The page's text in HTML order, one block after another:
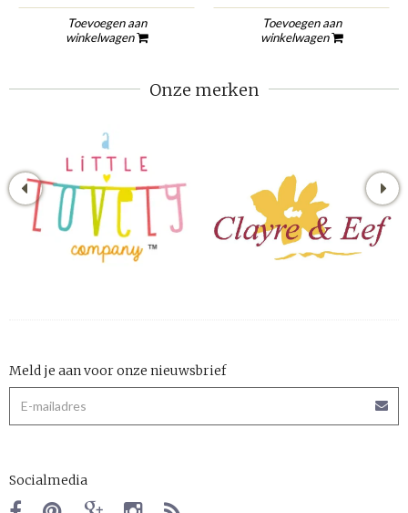
Toevoegen aan
winkelwagen
Toevoegen aan
winkelwagen
Onze merken
Meld je aan voor onze nieuwsbrief
Socialmedia